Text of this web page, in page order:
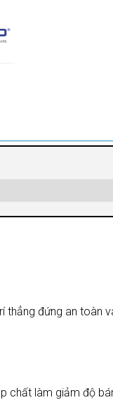
đứng an toàn
chất làm giảm độ